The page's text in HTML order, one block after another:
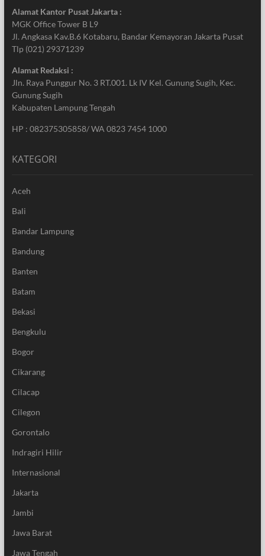
Alamat Kantor Pusat Jakarta :
MGK Office Tower B L9
Jl. Angkasa Kav.B.6 Kotabaru, Bandar Kemayoran Jakarta Pusat
Tlp (021) 29371239
Alamat Redaksi :
Jln. Raya Punggur No. 3 RT.001. Lk IV Kel. Gunung Sugih, Kec.
Gunung Sugih
Kabupaten Lampung Tengah
HP : 082375305858/ WA 0823 7454 1000
KATEGORI
Aceh
Bali
Bandar Lampung
Bandung
Banten
Batam
Bekasi
Bengkulu
Bogor
Cikarang
Cilacap
Cilegon
Gorontalo
Indragiri Hilir
Internasional
Jakarta
Jambi
Jawa Barat
Jawa Tengah